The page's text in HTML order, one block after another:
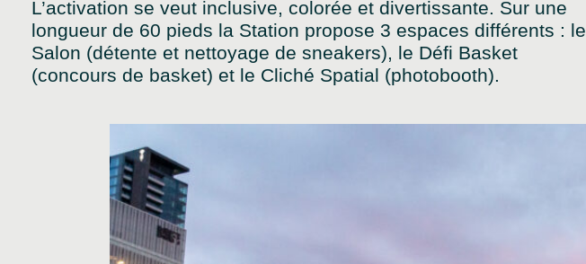
L’activation se veut inclusive, colorée et divertissante. Sur une
longueur de 60 pieds la Station propose 3 espaces différents : le
Salon (détente et nettoyage de sneakers), le Défi Basket
(concours de basket) et le Cliché Spatial (photobooth).